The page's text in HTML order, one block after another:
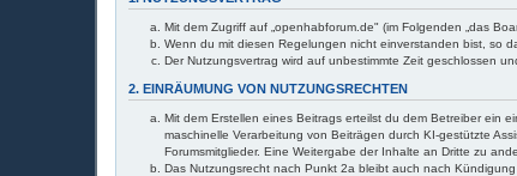
Mit dem Zugriff auf „openhabforum.de" (im Folgenden „das
Wenn du mit diesen Regelungen nicht einverstanden bist, so
Der Nutzungsvertrag wird auf unbestimmte Zeit geschlossen
2. EINRÄUMUNG VON NUTZUNGSRECHTEN
Mit dem Erstellen eines Beitrags erteilst du dem Betreiber ein
maschinelle Verarbeitung von Beiträgen durch KI-gestützte
Forumsmitglieder. Eine Weitergabe der Inhalte an Dritte zu
Das Nutzungsrecht nach Punkt 2a bleibt auch nach